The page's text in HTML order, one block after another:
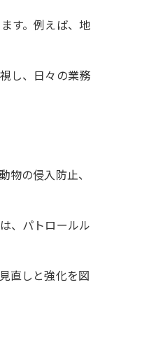
す。例えば、地
し、日々の業務
の侵入防止、
、パトロールル
直しと強化を図